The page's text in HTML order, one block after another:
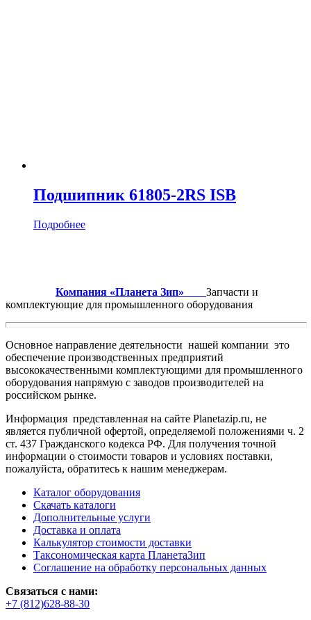
Подшипник 61805-2RS ISB
Подробнее
Компания «Планета Зип» Запчасти и
комплектующие для промышленного оборудования
Основное направление деятельности нашей компании это
обеспечение производственных предприятий
высококачественными комплектующими для промышленного
оборудования напрямую с заводов производителей на
российском рынке.
Информация представленная на сайте Planetazip.ru, не
является публичной офертой, определяемой положениями ч. 2
ст. 437 Гражданского кодекса РФ. Для получения точной
информации о стоимости товаров и условиях поставки,
пожалуйста, обратитесь к нашим менеджерам.
Каталог оборудования
Скачать каталоги
Дополнительные услуги
Доставка и оплата
Калькулятор стоимости доставки
Таксономическая карта ПланетаЗип
Соглашение на обработку персональных данных
Связаться с нами:
+7 (812)628-88-30